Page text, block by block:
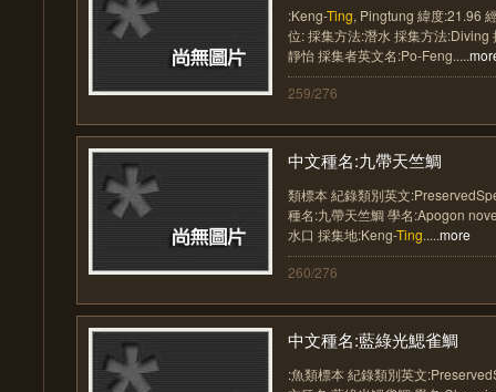
:Keng-Ting, Pingtung 緯度:21.96
位: 採集方法:潛水 採集方法:Diving
靜怡 採集者英文名:Po-Feng.....
259/276
中文種名:九帶天竺鯛
類標本 紀錄類別英文
種名:九帶天竺鯛 學名:Apogon
水口 採集地:Keng-Ting.....more
260/276
中文種名:藍綠光鰓雀鯛
:魚類標本 紀錄類別英文